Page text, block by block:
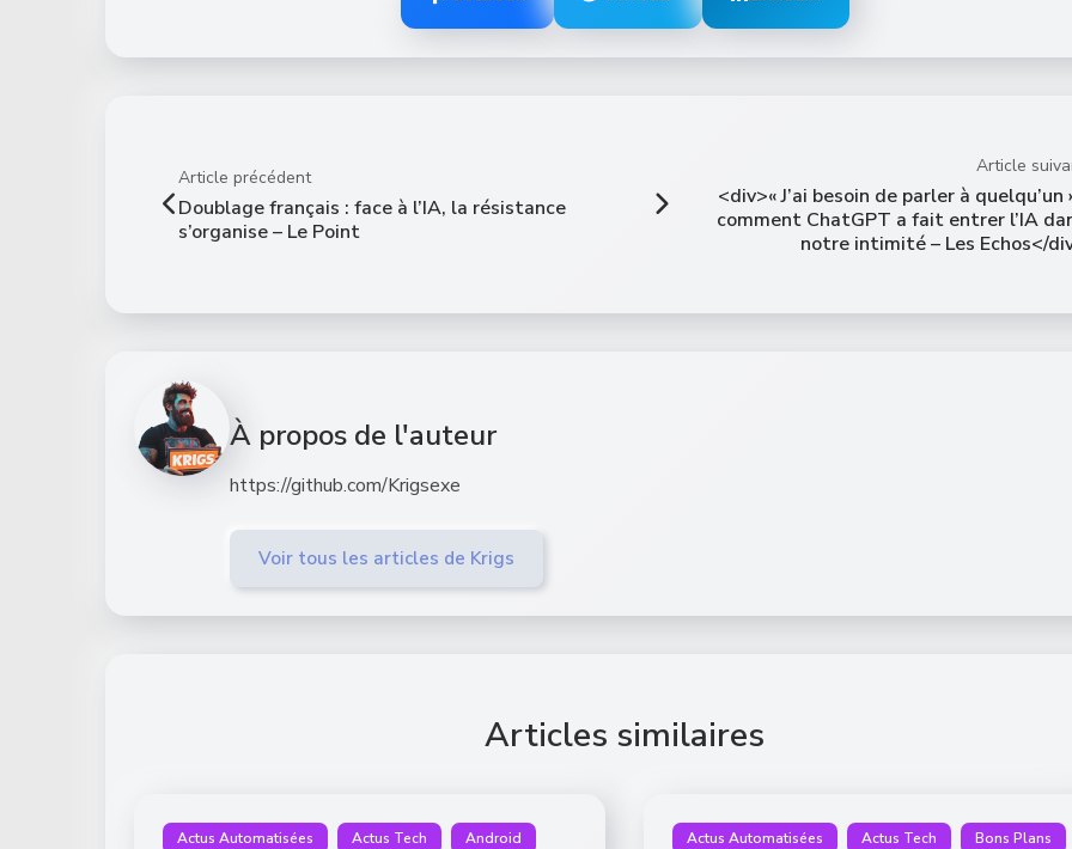
Article précédent
Doublage français : face à l’IA, la résistance
s’organise – Le Point
Article
<div>« J’ai besoin de parler à quelqu’un
comment ChatGPT a fait entrer l’IA
notre intimité – Les Echos</
À propos de l'auteur
https://github.com/Krigsexe
Voir tous les articles de Krigs
Articles similaires
Actus Automatisées Actus Tech Android Actus Automatisées Actus Tech Bons Plans